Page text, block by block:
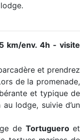
km/env. 4h - visite
et prendrez
de la promenade,
et typique de
lodge, suivie d’un
de Tortuguero et